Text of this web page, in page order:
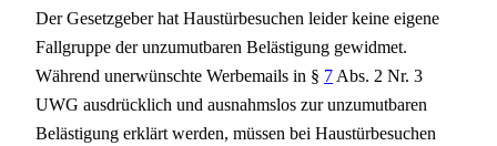
Der Gesetzgeber hat Haustürbesuchen leider keine eigene
Fallgruppe der unzumutbaren Belästigung gewidmet.
Während unerwünschte Werbemails in § 7Abs. 2 Nr. 3
UWG ausdrücklich und ausnahmslos zur unzumutbaren
Belästigung erklärt werden, müssen bei Haustürbesuchen